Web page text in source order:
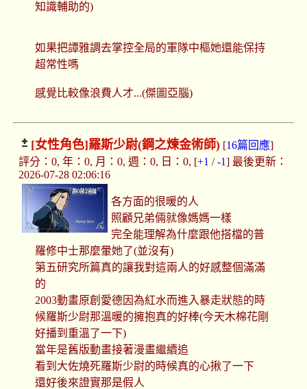
知識輔助的)
如果把譚雅調去掌控全局的軍隊中樞她還能保持
超常性嗎
感覺比較像浪費人才...(傑圖亞腦)
[女性角色]羅斯少尉(鋼之煉金術師)[16篇回應]
評分：0, 年：0, 月：0, 週：0, 日：0, [+1 /-1] 最後更新：
2026-07-28 02:06:16
各方面的很暖的人
照顧兄弟倆就像媽媽一樣
完全能理解為什麼跟他搭檔的普
羅修中士那麼暈她了(並沒有)
第五研究所篇真的讓我對這兩人的好感整個滿滿
的
2003動畫原創愛德因為紅水而進入暴走狀態的時
候羅斯少尉那溫暖的擁抱真的好棒(今天木棉花剛
好播到重溫了一下)
當年是舊版動畫接著漫畫繼續追
看到大佐燒死羅斯少尉的時候真的心揪了一下
還好後來證實那是假人